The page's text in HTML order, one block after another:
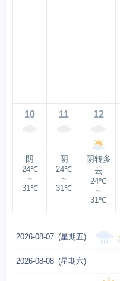
10
阴
24℃
～
31℃
11
阴
24℃
～
31℃
12
阴转多
云
24℃
～
31℃
2026-08-07 (星期五)
2026-08-08 (星期六)